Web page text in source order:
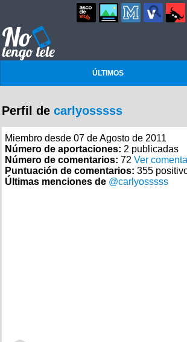
ÚLTIMOS
Perfil de carlyosssss
Miembro desde 07 de Agosto de 2011
Número de aportaciones: 2 publicadas
Número de comentarios: 72 Ver
Puntuación de comentarios: 355
Últimas menciones de @carlyosssss